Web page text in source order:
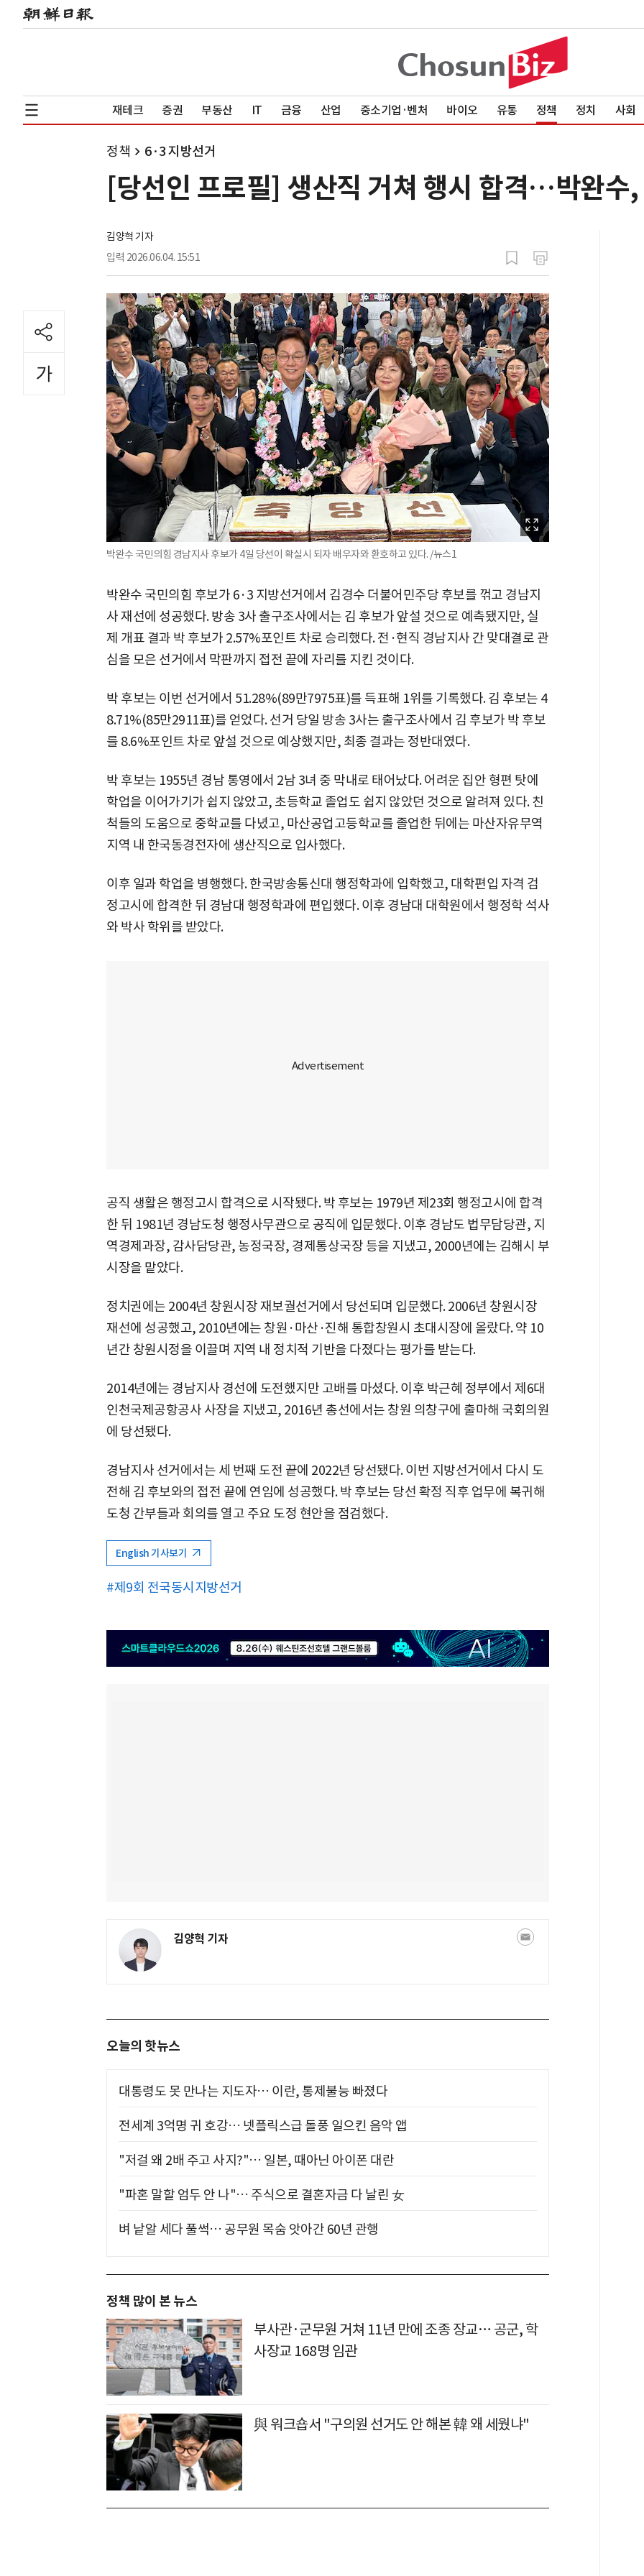
재테크 증권 부동산 IT 금융 산업 중소기업·벤처 바이오 유통 정책 정치 사회
정책 6·3 지방선거
[당선인 프로필] 생산직 거쳐 행시 합격…박완수
김양혁 기자
입력 2026.06.04. 15:51
박완수 국민의힘 경남지사 후보가 4일 당선이 확실시 되자 배우자와 환호하고 있다. /뉴스1
박완수 국민의힘 후보가 6·3 지방선거에서 김경수 더불어민주당 후보를 꺾고 경남지
사 재선에 성공했다. 방송 3사 출구조사에서는 김 후보가 앞설 것으로 예측됐지만, 실
제 개표 결과 박 후보가 2.57%포인트 차로 승리했다. 전·현직 경남지사 간 맞대결로 관
심을 모은 선거에서 막판까지 접전 끝에 자리를 지킨 것이다.
박 후보는 이번 선거에서 51.28%(89만7975표)를 득표해 1위를 기록했다. 김 후보는 4
8.71%(85만2911표)를 얻었다. 선거 당일 방송 3사는 출구조사에서 김 후보가 박 후보
를 8.6%포인트 차로 앞설 것으로 예상했지만, 최종 결과는 정반대였다.
박 후보는 1955년 경남 통영에서 2남 3녀 중 막내로 태어났다. 어려운 집안 형편 탓에
학업을 이어가기가 쉽지 않았고, 초등학교 졸업도 쉽지 않았던 것으로 알려져 있다. 친
척들의 도움으로 중학교를 다녔고, 마산공업고등학교를 졸업한 뒤에는 마산자유무역
지역 내 한국동경전자에 생산직으로 입사했다.
이후 일과 학업을 병행했다. 한국방송통신대 행정학과에 입학했고, 대학편입 자격 검
정고시에 합격한 뒤 경남대 행정학과에 편입했다. 이후 경남대 대학원에서 행정학 석사
와 박사 학위를 받았다.
공직 생활은 행정고시 합격으로 시작됐다. 박 후보는 1979년 제23회 행정고시에 합격
한 뒤 1981년 경남도청 행정사무관으로 공직에 입문했다. 이후 경남도 법무담당관, 지
역경제과장, 감사담당관, 농정국장, 경제통상국장 등을 지냈고, 2000년에는 김해시 부
시장을 맡았다.
정치권에는 2004년 창원시장 재보궐선거에서 당선되며 입문했다. 2006년 창원시장
재선에 성공했고, 2010년에는 창원·마산·진해 통합창원시 초대시장에 올랐다. 약 10
년간 창원시정을 이끌며 지역 내 정치적 기반을 다졌다는 평가를 받는다.
2014년에는 경남지사 경선에 도전했지만 고배를 마셨다. 이후 박근혜 정부에서 제6대
인천국제공항공사 사장을 지냈고, 2016년 총선에서는 창원 의창구에 출마해 국회의원
에 당선됐다.
경남지사 선거에서는 세 번째 도전 끝에 2022년 당선됐다. 이번 지방선거에서 다시 도
전해 김 후보와의 접전 끝에 연임에 성공했다. 박 후보는 당선 확정 직후 업무에 복귀해
도청 간부들과 회의를 열고 주요 도정 현안을 점검했다.
English 기사보기
#제9회 전국동시지방선거
김양혁 기자
오늘의 핫뉴스
대통령도 못 만나는 지도자… 이란, 통제불능 빠졌다
전세계 3억명 귀 호강… 넷플릭스급 돌풍 일으킨 음악 앱
"저걸 왜 2배 주고 사지?"… 일본, 때아닌 아이폰 대란
"파혼 말할 엄두 안 나"… 주식으로 결혼자금 다 날린 女
벼 낱알 세다 풀썩… 공무원 목숨 앗아간 60년 관행
정책 많이 본 뉴스
부사관·군무원 거쳐 11년 만에 조종 장교… 공군, 학
사장교 168명 임관
與 워크숍서 "구의원 선거도 안 해본 韓 왜 세웠냐"